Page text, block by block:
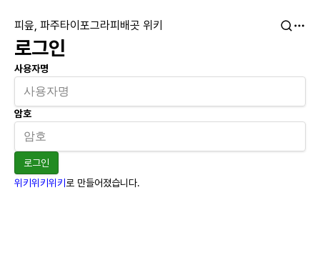
피읖, 파주타이포그라피배곳 위키
로그인
사용자명
암호
로그인
위키위키위키 로 만들어졌습니다.